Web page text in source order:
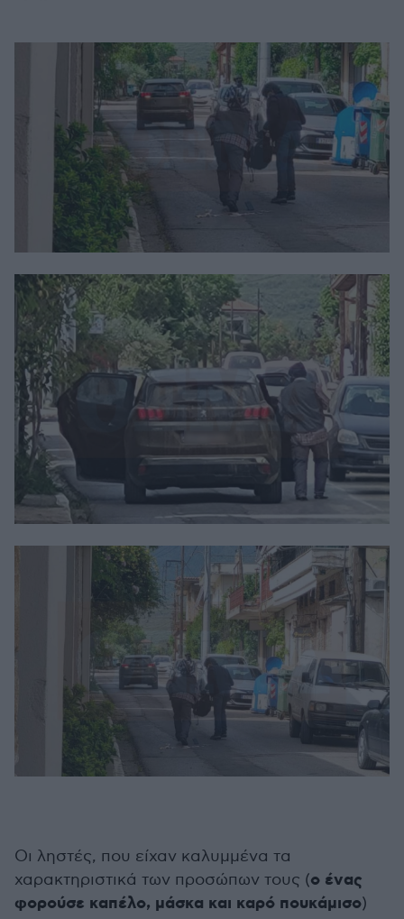
Οι ληστές, που είχαν καλυμμένα τα
χαρακτηριστικά των προσώπων τους (ο ένας
φορούσε καπέλο, μάσκα και καρό πουκάμισο)